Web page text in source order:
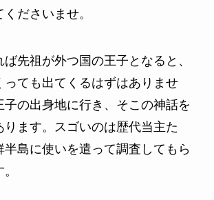
ださいませ。
先祖が外つ国の王子となると、
っても出てくるはずはありませ
子の出身地に行き、そこの神話を
ります。スゴいのは歴代当主た
半島に使いを遣って調査してもら